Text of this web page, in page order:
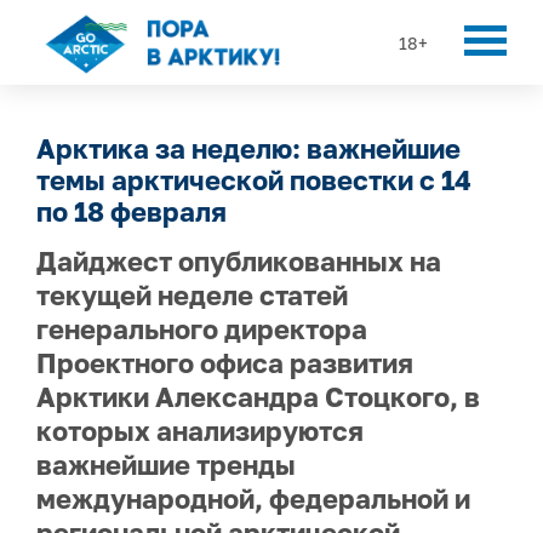
18+
Арктика за неделю: важнейшие
темы арктической повестки с 14
по 18 февраля
Дайджест опубликованных на
текущей неделе статей
генерального директора
Проектного офиса развития
Арктики Александра Стоцкого, в
которых анализируются
важнейшие тренды
международной, федеральной и